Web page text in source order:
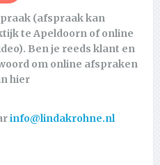
(afspraak kan
te Apeldoorn of online
Ben je reeds klant en
om online afspraken
hier
info@lindakrohne.nl